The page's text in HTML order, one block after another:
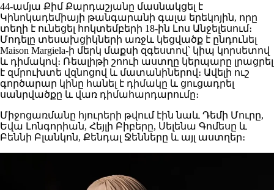
44-ամյա Քիմ Քարդաշյանը մասնակցել է
Կինոկադեմիայի թանգարանի գալա երեկոյին, որը
տեղի է ունեցել հոկտեմբերի 18-ին Լոս Անջելեսում։
Մոդելը տեսախցիկների առջև կեցվածք է ընդունել
Maison Margiela-ի մերկ մաքսի զգեստով՝ կիպ կորսետով
և դիմակով։ Ռեալիթի շոուի աստղը կերպարը լրացրել
է զմրուխտե վզնոցով և մատանիներով։ Ավելի ուշ
գործարար կինը հանել է դիմակը և ցուցադրել
սանրվածքը և վառ դիմահարդարումը։
Միջոցառմանը հյուրերի թվում էին նաև Դեմի Մուրը,
Եվա Լոնգորիան, Հեյլի Բիբերը, Սելենա Գոմեսը և
Բեննի Բլանկոն, Քենդալ Ջենները և այլ աստղեր։